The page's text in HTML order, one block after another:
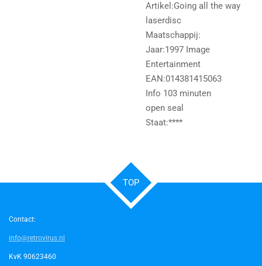
Artikel:Going all the way
laserdisc
Maatschappij:
Jaar:1997 Image
Entertainment
EAN:014381415063
Info 103 minuten
open seal
Staat:****
TOP
Contact:
info@retrovirus.nl
KvK 90623460